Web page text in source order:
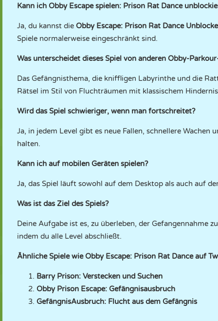
Kann ich Obby Escape spielen: Prison Rat Dance
Ja, du kannst die Obby Escape: Prison Rat Dance
Spiele normalerweise eingeschränkt sind.
Was unterscheidet dieses Spiel von anderen Obby-
Das Gefängnisthema, die kniffligen Labyrinthe und die
Rätsel im Stil von Fluchträumen mit klassischem
Wird das Spiel schwieriger, wenn man fortschreitet?
Ja, in jedem Level gibt es neue Fallen, schnellere
halten.
Kann ich auf mobilen Geräten spielen?
Ja, das Spiel läuft sowohl auf dem Desktop als auch auf
Was ist das Ziel des Spiels?
Deine Aufgabe ist es, zu überleben, der Gefangennahme
indem du alle Level abschließt.
Ähnliche Spiele wie Obby Escape: Prison Rat Dance auf
Barry Prison: Verstecken und Suchen
Obby Prison Escape: Gefängnisausbruch
GefängnisAusbruch: Flucht aus dem Gefängnis